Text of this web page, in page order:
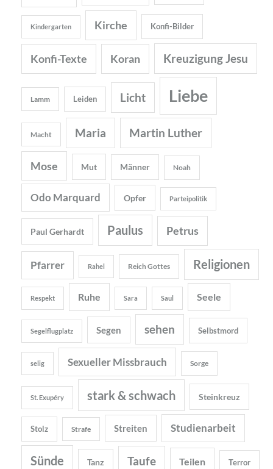
Kindergarten Kirche Konfi-Bilder
Konfi-Texte Koran Kreuzigung Jesu
Lamm Leiden Licht Liebe
Macht Maria Martin Luther
Mose Mut Männer Noah
Odo Marquard Opfer Parteipolitik
Paul Gerhardt Paulus Petrus
Pfarrer Rahel Reich Gottes Religionen
Respekt Ruhe Sara Saul Seele
Segelflugplatz Segen sehen Selbstmord
selig Sexueller Missbrauch Sorge
St. Exupéry stark & schwach Steinkreuz
Stolz Strafe Streiten Studienarbeit
Sünde Tanz Taufe Teilen Terror